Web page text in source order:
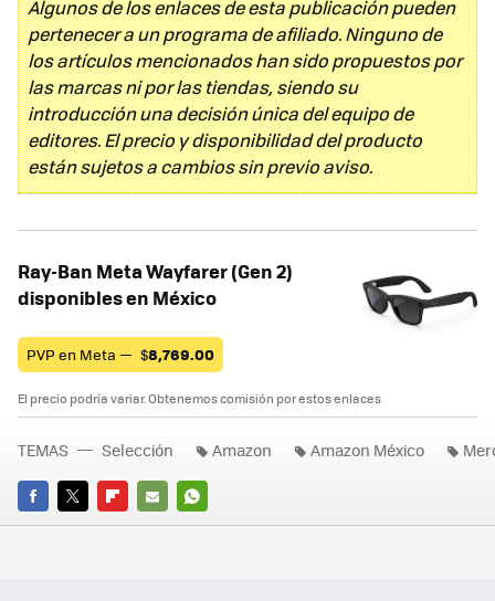
Algunos de los enlaces de esta publicación pueden
pertenecer a un programa de afiliado. Ninguno de
los artículos mencionados han sido propuestos por
las marcas ni por las tiendas, siendo su
introducción una decisión única del equipo de
editores. El precio y disponibilidad del producto
están sujetos a cambios sin previo aviso.
Ray-Ban Meta Wayfarer (Gen 2)
disponibles en México
PVP en Meta — $8,769.00
El precio podría variar. Obtenemos comisión por estos enlaces
FACEBOOK
TWITTERFLIPBOARD
E-
WHATSAPP
TEMAS Selección Amazon Amazon México